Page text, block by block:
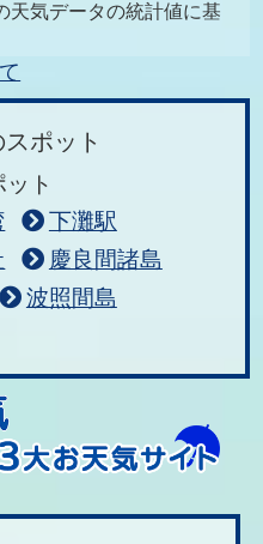
天気データの統計値に基
ポット
ト
下灘駅
慶良間諸島
波照間島